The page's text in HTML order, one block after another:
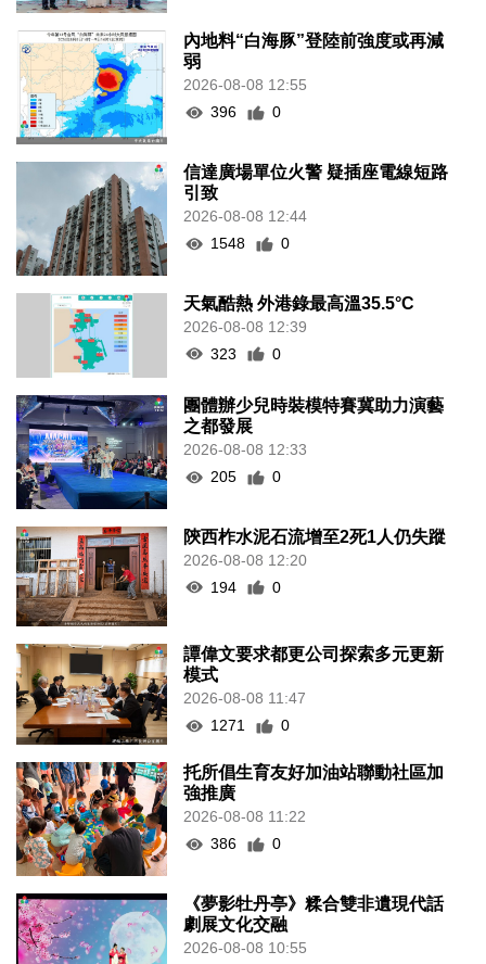
內地料“白海豚”登陸前強度或再減
弱
2026-08-08 12:55
396
0
信達廣場單位火警 疑插座電線短路
引致
2026-08-08 12:44
1548
0
天氣酷熱 外港錄最高溫35.5°C
2026-08-08 12:39
323
0
團體辦少兒時裝模特賽冀助力演藝
之都發展
2026-08-08 12:33
205
0
陝西柞水泥石流增至2死1人仍失蹤
2026-08-08 12:20
194
0
譚偉文要求都更公司探索多元更新
模式
2026-08-08 11:47
1271
0
托所倡生育友好加油站聯動社區加
強推廣
2026-08-08 11:22
386
0
《夢影牡丹亭》糅合雙非遺現代話
劇展文化交融
2026-08-08 10:55